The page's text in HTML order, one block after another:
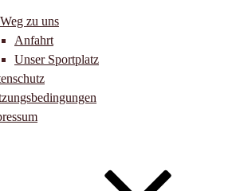
zu uns
Anfahrt
Unser Sportplatz